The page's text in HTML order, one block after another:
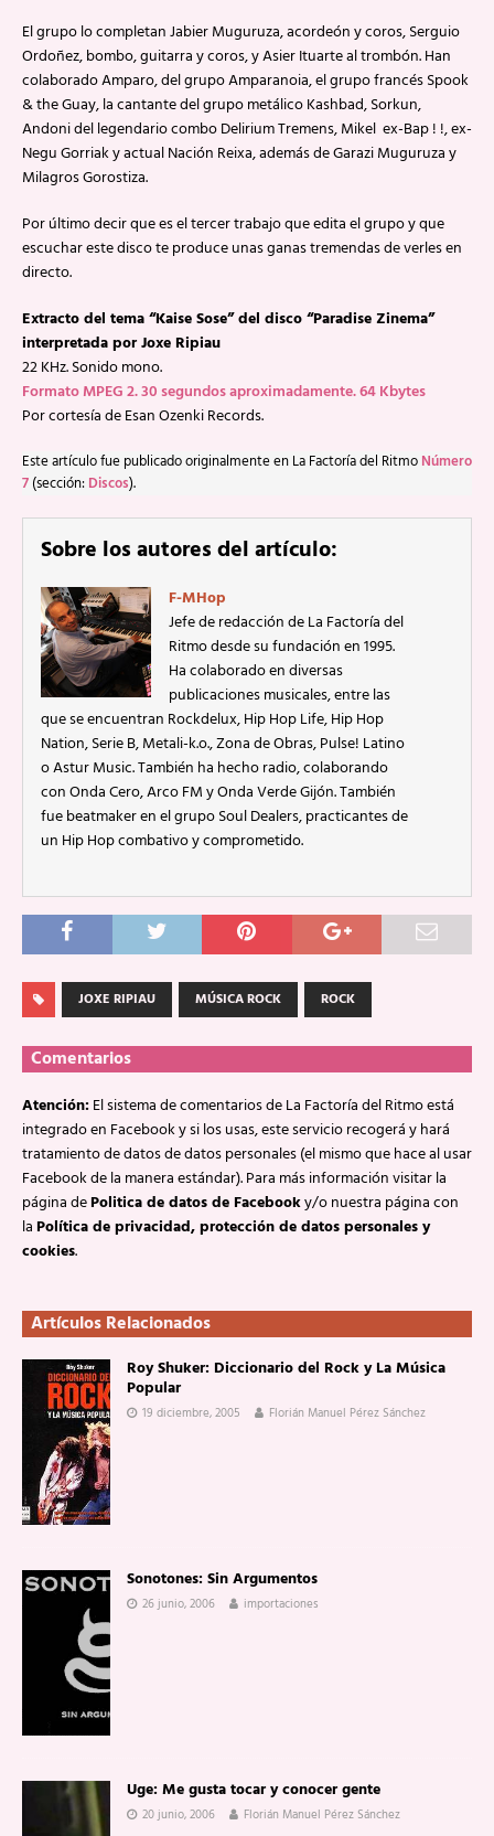
El grupo lo completan Jabier Muguruza, acordeón y coros, Serguio
Ordoñez, bombo, guitarra y coros, y Asier Ituarte al trombón. Han
colaborado Amparo, del grupo Amparanoia, el grupo francés Spook
& the Guay, la cantante del grupo metálico Kashbad, Sorkun,
Andoni del legendario combo Delirium Tremens, Mikel ex-Bap ! !, ex-
Negu Gorriak y actual Nación Reixa, además de Garazi Muguruza y
Milagros Gorostiza.
Por último decir que es el tercer trabajo que edita el grupo y que
escuchar este disco te produce unas ganas tremendas de verles en
directo.
Extracto del tema “Kaise Sose” del disco “Paradise Zinema”
interpretada por Joxe Ripiau
22 KHz. Sonido mono.
Formato MPEG 2. 30 segundos aproximadamente. 64 Kbytes
Por cortesía de Esan Ozenki Records.
Este artículo fue publicado originalmente en La Factoría del Ritmo Número
7 (sección: Discos).
Sobre los autores del artículo:
F-MHop
Jefe de redacción de La Factoría del
Ritmo desde su fundación en 1995.
Ha colaborado en diversas
publicaciones musicales, entre las
que se encuentran Rockdelux, Hip Hop Life, Hip Hop
Nation, Serie B, Metali-k.o., Zona de Obras, Pulse! Latino
o Astur Music. También ha hecho radio, colaborando
con Onda Cero, Arco FM y Onda Verde Gijón. También
fue beatmaker en el grupo Soul Dealers, practicantes de
un Hip Hop combativo y comprometido.
JOXE RIPIAU MÚSICA ROCK ROCK
Comentarios
Atención:El sistema de comentarios de La Factoría del Ritmo está
integrado en Facebook y si los usas, este servicio recogerá y hará
tratamiento de datos de datos personales (el mismo que hace al usar
Facebook de la manera estándar). Para más información visitar la
página dePolitica de datos de Facebooky/o nuestra página con
laPolítica de privacidad, protección de datos personales y
cookies.
Artículos Relacionados
Roy Shuker: Diccionario del Rock y La Música
Popular
19 diciembre, 2005 Florián Manuel Pérez Sánchez
Sonotones: Sin Argumentos
26 junio, 2006 importaciones
Uge: Me gusta tocar y conocer gente
20 junio, 2006 Florián Manuel Pérez Sánchez